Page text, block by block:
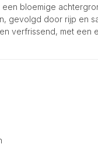
bloemige
gevolgd door rijp en
verfrissend, met een